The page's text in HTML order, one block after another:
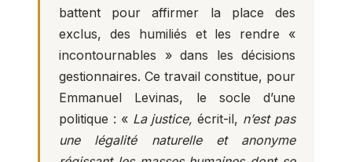
battent pour affirmer la place des
exclus, des humiliés et les rendre «
incontournables » dans les décisions
gestionnaires. Ce travail constitue, pour
Emmanuel Levinas, le socle d’une
politique : « La justice,écrit-il, n’est pas
une légalité naturelle et anonyme